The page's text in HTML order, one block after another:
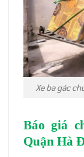
Xe ba gác
Báo giá
Quận Hà